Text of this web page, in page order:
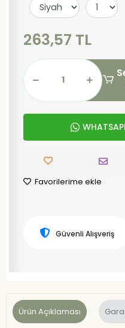
263,57 TL
Favorilerime ekle
Güvenli Alışveriş
Ürün Açıklaması